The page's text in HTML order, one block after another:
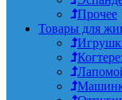
Прочее
Товары для